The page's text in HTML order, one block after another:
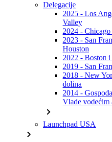
Delegacije
2025 - Los
Valley
2024 -
2023 - San
Houston
2022 - Boston
2019 - San
2018 - New
dolina
2014 -
Vlade vodećim
chevron_right
Launchpad USA
chevron_right